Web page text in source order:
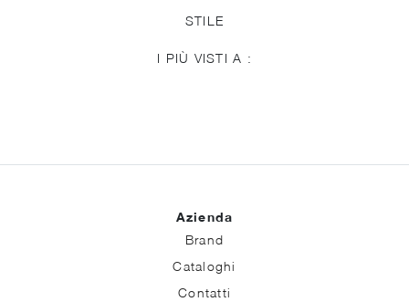
STILE
I PIÙ VISTI A :
Azienda
Brand
Cataloghi
Contatti